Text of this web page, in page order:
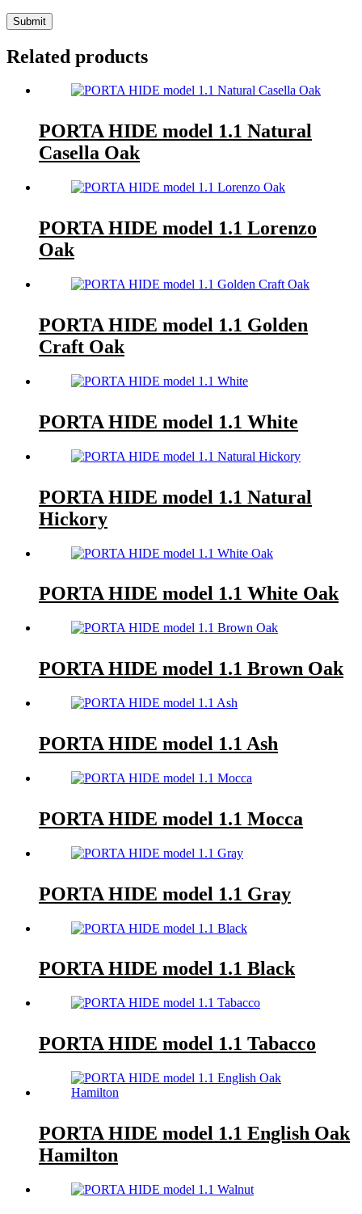
Submit
Related products
PORTA HIDE model 1.1 Natural
Casella Oak
PORTA HIDE model 1.1 Lorenzo
Oak
PORTA HIDE model 1.1 Golden
Craft Oak
PORTA HIDE model 1.1 White
PORTA HIDE model 1.1 Natural
Hickory
PORTA HIDE model 1.1 White Oak
PORTA HIDE model 1.1 Brown Oak
PORTA HIDE model 1.1 Ash
PORTA HIDE model 1.1 Mocca
PORTA HIDE model 1.1 Gray
PORTA HIDE model 1.1 Black
PORTA HIDE model 1.1 Tabacco
PORTA HIDE model 1.1 English Oak
Hamilton